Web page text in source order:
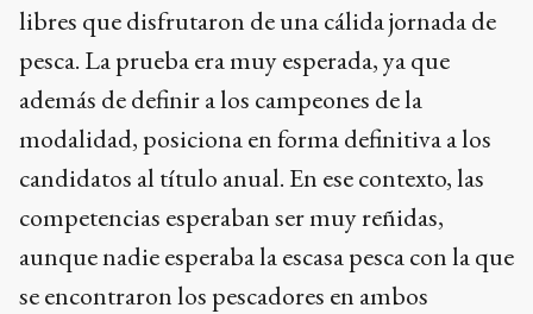
libres que disfrutaron de una cálida jornada de
pesca. La prueba era muy esperada, ya que
además de definir a los campeones de la
modalidad, posiciona en forma definitiva a los
candidatos al título anual. En ese contexto, las
competencias esperaban ser muy reñidas,
aunque nadie esperaba la escasa pesca con la que
se encontraron los pescadores en ambos